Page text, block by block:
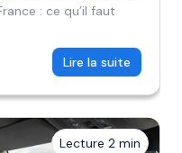
: ce qu’il faut
Lire la suite
Lecture 2 min